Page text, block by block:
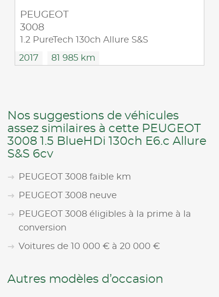
PEUGEOT
3008
1.2 PureTech 130ch Allure S&S
2017 81 985 km
Nos suggestions de véhicules
assez similaires à cette PEUGEOT
3008 1.5 BlueHDi 130ch E6.c Allure
S&S 6cv
PEUGEOT 3008 faible km
PEUGEOT 3008 neuve
PEUGEOT 3008 éligibles à la prime à la
conversion
Voitures de 10 000 € à 20 000 €
Autres modèles d’occasion